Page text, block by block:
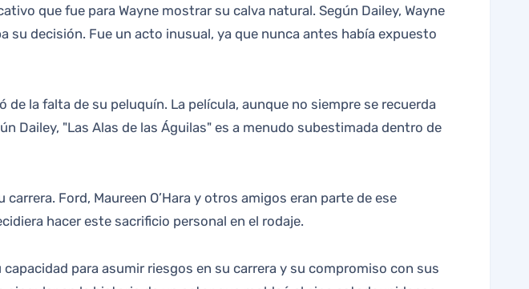
que fue para Wayne mostrar su calva natural. Según Dailey, Wayne
decisión. Fue un acto inusual, ya que nunca antes había expuesto
la falta de su peluquín. La película, aunque no siempre se recuerda
Dailey, "Las Alas de las Águilas" es a menudo subestimada dentro de
Ford, Maureen O’Hara y otros amigos eran parte de ese
hacer este sacrificio personal en el rodaje.
para asumir riesgos en su carrera y su compromiso con sus